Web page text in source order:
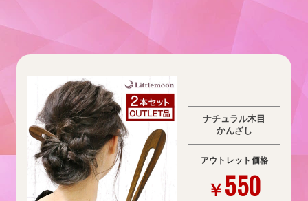
ナチュラル木目
かんざし
アウトレット価格
￥550